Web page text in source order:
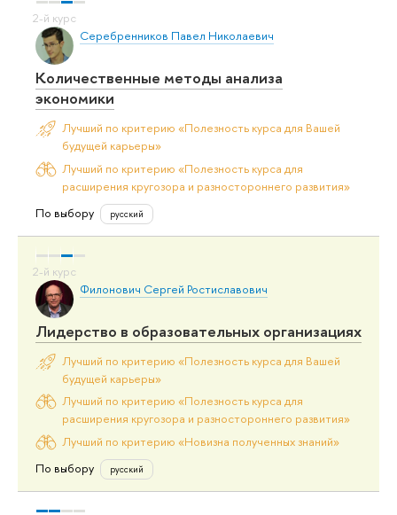
Серебренников Павел Николаевич
Количественные методы анализа
экономики
Лучший по критерию «Полезность курса для Вашей
будущей карьеры»
Лучший по критерию «Полезность курса для
расширения кругозора и разностороннего развития»
По выбору
русский
Филонович Сергей Ростиславович
Лидерство в образовательных организациях
Лучший по критерию «Полезность курса для Вашей
будущей карьеры»
Лучший по критерию «Полезность курса для
расширения кругозора и разностороннего развития»
Лучший по критерию «Новизна полученных знаний»
По выбору
русский